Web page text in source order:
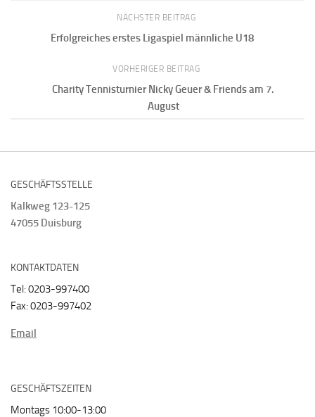
NÄCHSTER BEITRAG
Erfolgreiches erstes Ligaspiel männliche U18
VORHERIGER BEITRAG
Charity Tennisturnier Nicky Geuer & Friends am 7.
August
GESCHÄFTSSTELLE
Kalkweg 123-125
47055 Duisburg
KONTAKTDATEN
Tel: 0203-997400
Fax: 0203-997402
Email
GESCHÄFTSZEITEN
Montags 10:00-13:00